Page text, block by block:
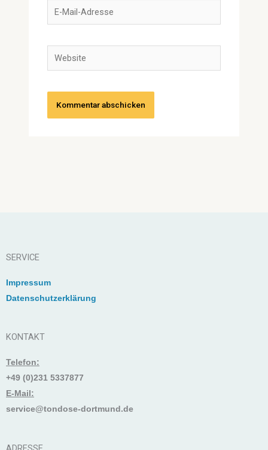
E-
Mail-
Website
SERVICE
Impressum
Datenschutzerklärung
KONTAKT
Telefon:
+49 (0)231 5337877
E-Mail:
service@tondose-dortmund.de